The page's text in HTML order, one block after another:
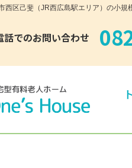
西区己斐（JR西広島駅エリア）の小
話でのお問い合わせ